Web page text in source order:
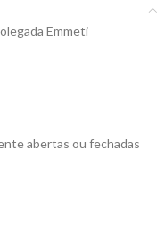
Emmeti
abertas ou fechadas